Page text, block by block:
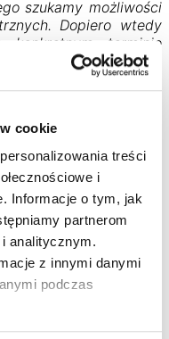
cookie
treści
i
Informacje o tym, jak
partnerom
analitycznym.
z innymi danymi
podczas
szukamy możliwości
Dopiero wtedy
terminie
już do tego dobrze
Pierończyk.
ściany frontowej, a
części
Kolejnym
podwórza elementami
w sąsiedztwie,
osobowych dla
przeznaczonych dla
do potrzeb osób z
że lokale będą